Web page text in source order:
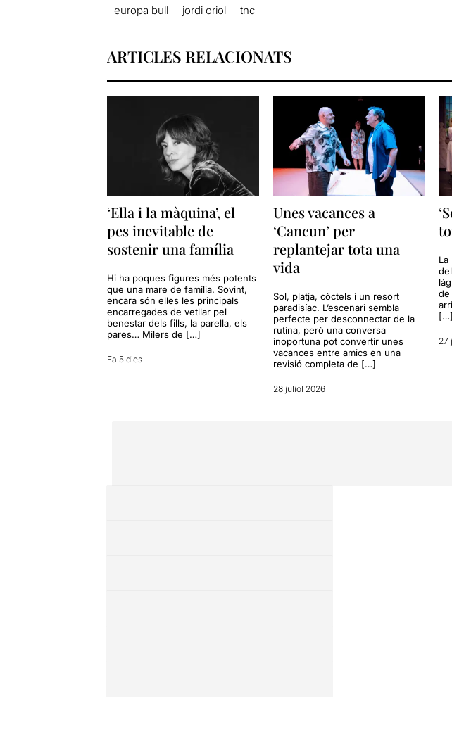
europa bull jordi oriol tnc
ARTICLES RELACIONATS
‘Ella i la màquina’, el
pes inevitable de
sostenir una família
Hi ha poques figures més potents
que una mare de família. Sovint,
encara són elles les principals
encarregades de vetllar pel
benestar dels fills, la parella, els
pares… Milers de […]
Fa 5 dies
Unes vacances a
‘Cancun’ per
replantejar tota una
vida
Sol, platja, còctels i un resort
paradisíac. L’escenari sembla
perfecte per desconnectar de la
rutina, però una conversa
inoportuna pot convertir unes
vacances entre amics en una
revisió completa de […]
28 juliol 2026
La
de
[…]
27